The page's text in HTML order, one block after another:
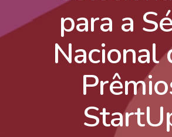
para a
Nacional